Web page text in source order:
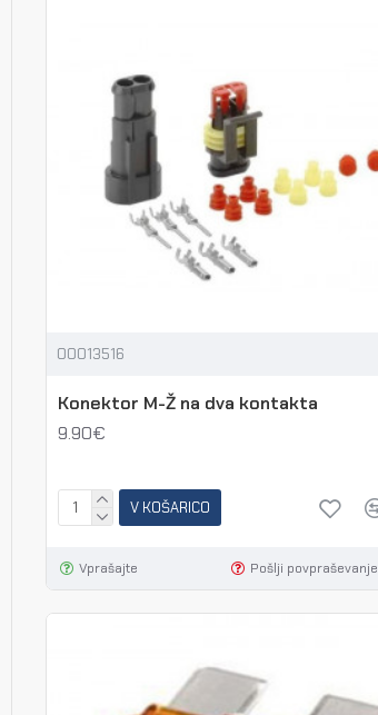
00013516
Konektor M-Ž na dva kontakta
9.90€
V KOŠARICO
Vprašajte Pošlji povpraševanje